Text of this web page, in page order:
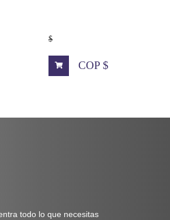
$
COP $
todo lo que necesitas